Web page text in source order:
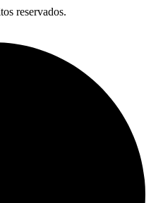
reservados.